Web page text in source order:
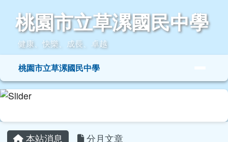
桃園市立草漯國民中學
桃園市立草漯國民中學
健康、快樂、成長、卓越
導覽列桃園市立草漯國民中學
本站消息 分月文章